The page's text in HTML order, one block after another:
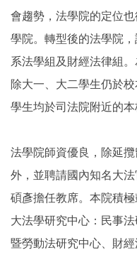
會趨勢，法學院的定位
學院。轉型後的法學院
系法學組及財經法律組
除大一、大二學生仍於
學生均於司法院附近的本
法學院師資優良，除延
外，並聘請國內知名大
碩彥擔任教席。本院積
大法學研究中心：民事
暨勞動法研究中心、財